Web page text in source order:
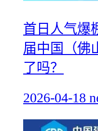
首日人气爆
届中国（佛
了吗？
2026-04-18